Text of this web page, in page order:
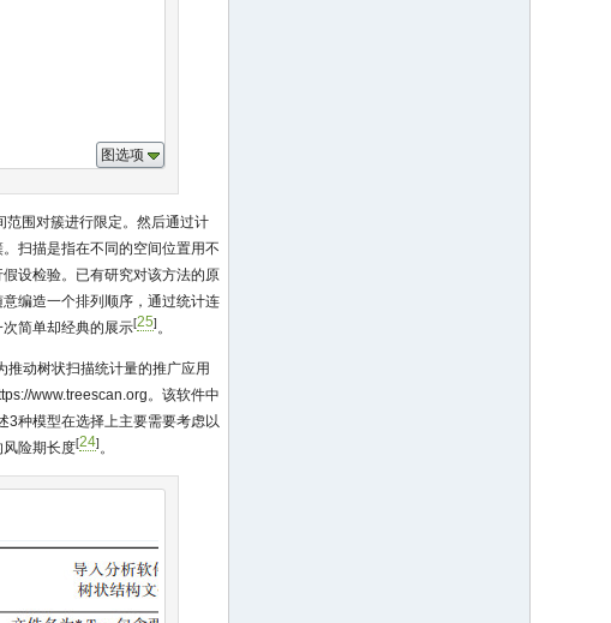
图选项
围对簇进行限定。然后通过计
扫描是指在不同的空间位置用不
设检验。已有研究对该方法的原
编造一个排列顺序，通过统计连
简单却经典的展示[25]。
动树状扫描统计量的推广应用
www.treescan.org。该软件中
3种模型在选择上主要需要考虑以
险期长度[24]。